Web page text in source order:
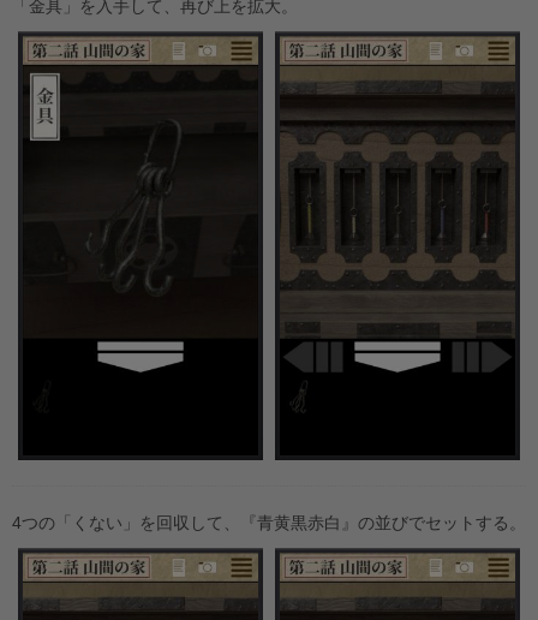
「金具」を入手して、再び上を拡大。
4つの「くない」を回収して、『青黄黒赤白』の並びでセットする。